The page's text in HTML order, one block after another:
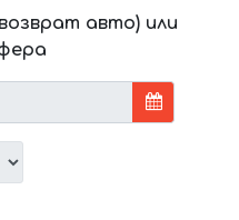
авто) или